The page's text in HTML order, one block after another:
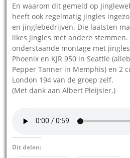
En waarom dit gemeld op
heeft ook regelmatig jingles
en jinglebedrijven. Die laatsten
likes jingles met andere
onderstaande montage met jingles
Phoenix en KJR 950 in Seattle
Pepper Tanner in Memphis) en 2
London 194 van de groep zelf.
(Met dank aan Albert Pleijsier.)
Dit delen: